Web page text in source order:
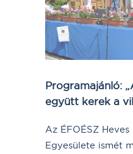
Programajánló:
együtt kerek a
Az ÉFOÉSZ
Egyesülete ismét